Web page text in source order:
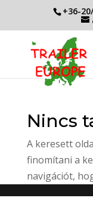
+36-
Nincs
A keresett
finomítani a
navigációt,